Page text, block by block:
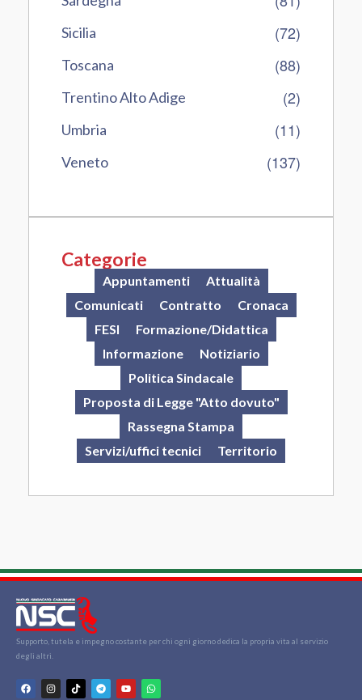
Sicilia (72)
Toscana (88)
Trentino Alto Adige (2)
Umbria (11)
Veneto (137)
Categorie
Appuntamenti
Attualità
Comunicati
Contratto
Cronaca
FESI
Formazione/Didattica
Informazione
Notiziario
Politica Sindacale
Proposta di Legge "Atto dovuto"
Rassegna Stampa
Servizi/uffici tecnici
Territorio
Supporto, tutela e impegno costante per chi ogni giorno dedica la propria vita al servizio
degli altri.